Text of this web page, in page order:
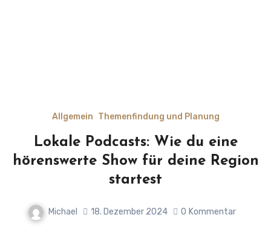
Allgemein Themenfindung und Planung
Lokale Podcasts: Wie du eine
hörenswerte Show für deine Region
startest
Michael 18. Dezember 2024 0 Kommentar